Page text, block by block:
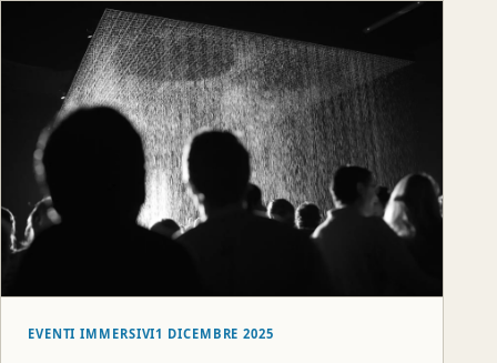
EVENTI IMMERSIVI1 DICEMBRE 2025